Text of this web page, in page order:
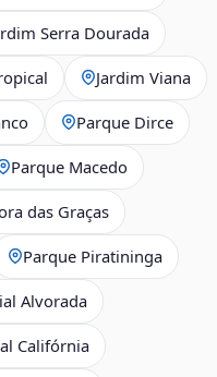
Serra Dourada
Jardim Viana
Parque Dirce
Parque Macedo
das Graças
Parque Piratininga
Alvorada
Califórnia